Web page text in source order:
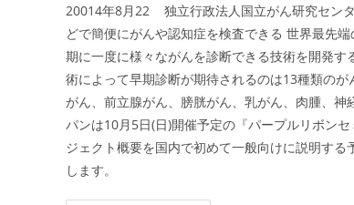
ル
リ
ボ
ン
セ
ミ
ナ
ー
東
京
2014
20014年8月22 独立行政法人国立がん研究セン
どで簡便にがんや認知症を検査できる 世界最先
期に一度に様々ながんを診断できる技術を開発
術によって早期診断が期待されるのは13種類の
がん、前立腺がん、膀胱がん、乳がん、肉腫、
パンは10月5日(日)開催予定の『パープルリボン
ジェクト概要を国内で初めて一般向けに説明す
します。